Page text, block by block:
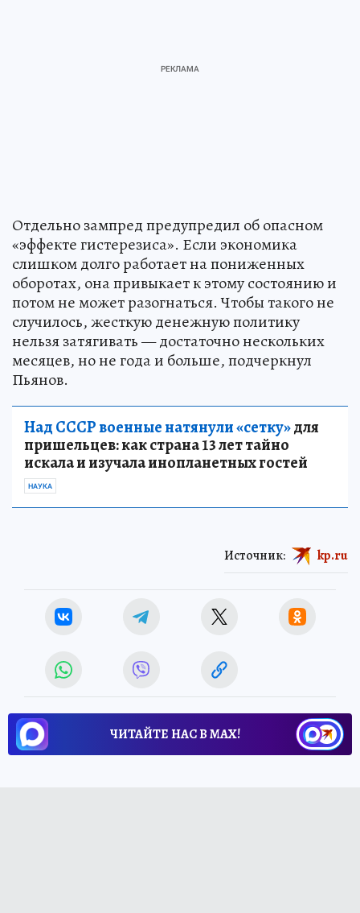
Отдельно зампред предупредил об опасном
«эффекте гистерезиса». Если экономика
слишком долго работает на пониженных
оборотах, она привыкает к этому состоянию и
потом не может разогнаться. Чтобы такого не
случилось, жесткую денежную политику
нельзя затягивать — достаточно нескольких
месяцев, но не года и больше, подчеркнул
Пьянов.
Над СССР военные натянули «сетку»для
пришельцев: как страна 13 лет тайно
искала и изучала инопланетных гостей
НАУКА
Источник: kp.ru
ЧИТАЙТЕ НАС В МАХ!